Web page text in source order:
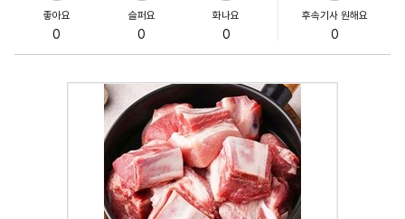
좋아요
0
슬퍼요
0
화나요
0
후속기사 원해요
0